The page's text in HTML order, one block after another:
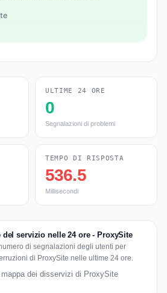
ULTIME 24 ORE
0
Segnalazioni di problemi
TEMPO DI RISPOSTA
536.5
Millisecondi
servizio nelle 24 ore - ProxySite
di segnalazioni degli utenti per
di ProxySite nelle ultime 24 ore.
dei disservizi di ProxySite